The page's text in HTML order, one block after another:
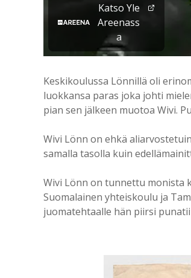
Katso Yle
Areenass
a
Keskikoulussa Lönnillä oli
luokkansa paras joka johti
pian sen jälkeen muotoa Wivi.
Wivi Lönn on ehkä
samalla tasolla kuin
Wivi Lönn on tunnettu monista
Suomalainen yhteiskoulu ja
juomatehtaalle hän piirsi